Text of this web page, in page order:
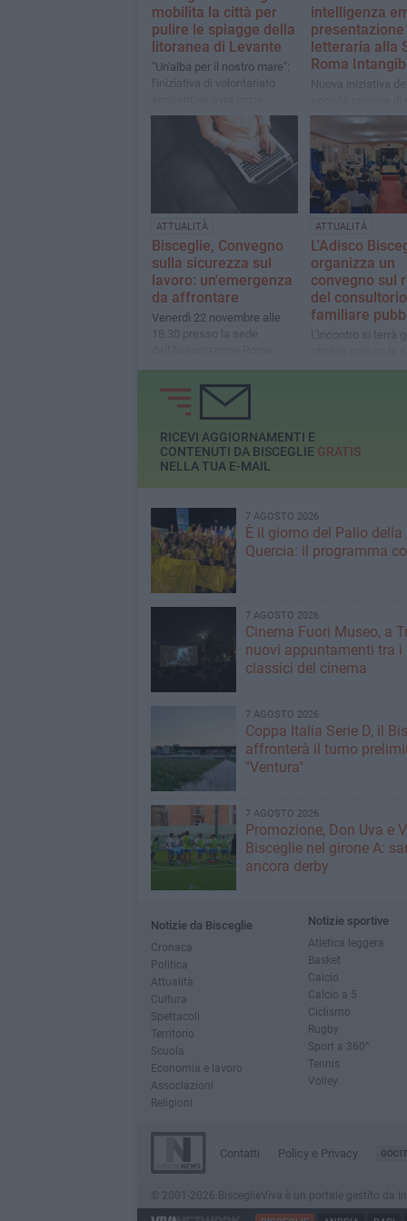
mobilita la città per
pulire le spiagge della
litoranea di Levante
"Un'alba per il nostro mare":
l'iniziativa di volontariato
domenica 12 luglio
intelligenza
presentazione
letteraria alla
Roma
Nuova iniziativa
soccorso
ATTUALITÀ
Bisceglie, Convegno
sulla sicurezza sul
lavoro: un'emergenza
da affrontare
Venerdì 22 novembre alle
18.30 presso la sede
Intangibile
ATTUALITÀ
L'Adisco
organizza un
convegno sul
del consultorio
familiare
L'incontro si terrà
convegni di Roma
RICEVI AGGIORNAMENTI E
CONTENUTI DA BISCEGLIE GRATIS
NELLA TUA E-MAIL
7 AGOSTO 2026
È il giorno del Palio della
Quercia: il programma
7 AGOSTO 2026
Cinema Fuori Museo, a
nuovi appuntamenti tra i
classici del cinema
7 AGOSTO 2026
Coppa Italia Serie D, il
affronterà il turno
"Ventura"
7 AGOSTO 2026
Promozione, Don Uva e
Bisceglie nel girone A:
ancora derby
Notizie da Bisceglie
Cronaca
Politica
Attualità
Cultura
Spettacoli
Territorio
Scuola
Economia e lavoro
Associazioni
Religioni
Notizie sportive
Atletica leggera
Basket
Calcio
Calcio a 5
Ciclismo
Rugby
Sport a 360°
Tennis
Volley
Contatti Policy e Privacy
© 2001-2026 BisceglieViva è un portale gestito da